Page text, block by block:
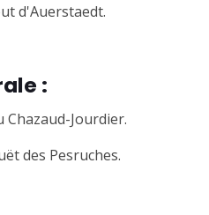
d'Auerstaedt.
:
Jourdier.
des Pesruches.